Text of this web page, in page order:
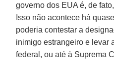
governo dos EUA é, de
Isso não acontece há
poderia contestar a
inimigo estrangeiro e levar
federal, ou até à Suprema